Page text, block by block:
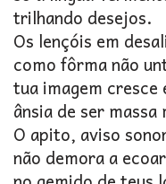
trilhando desejos.
Os lençóis em
como fôrma não
tua imagem cresce
ânsia de ser massa
O apito, aviso
não demora a ecoar